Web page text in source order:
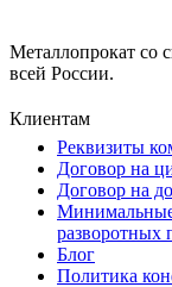
Металлопрокат со
всей России.
Клиентам
Реквизиты
Договор на
Договор на
разворотных
Блог
Политика